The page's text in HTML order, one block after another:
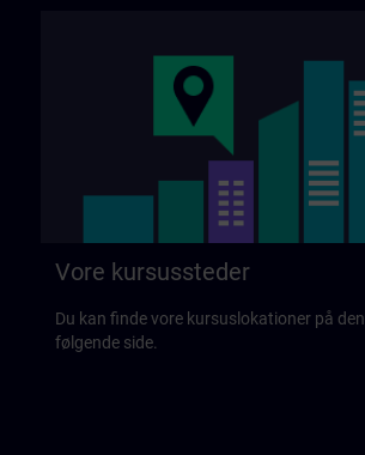
Vore kursussteder
Du kan finde vore kursuslokationer på den
følgende side.